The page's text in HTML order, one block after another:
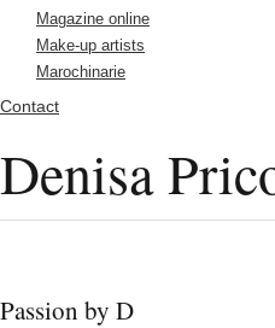
Magazine online
Make-up artists
Marochinarie
Contact
Denisa
Passion by D